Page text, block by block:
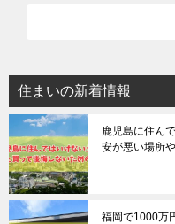
住まいの新着情報
鹿児島に住ん
安が悪い場所
福岡で1000万